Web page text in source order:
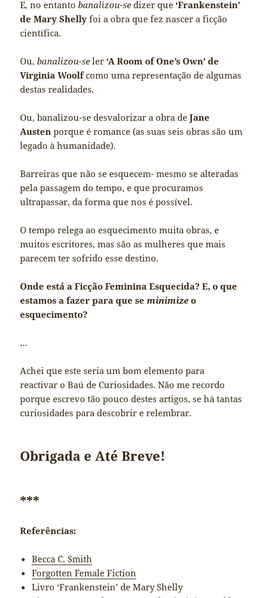
E, no entantobanalizou-se dizer que‘Frankenstein’
de Mary Shelly foi a obra que fez nascer a ficção
científica.
Ou,banalizou-se ler‘A Room of One’s Own’ de
Virginia Woolfcomo uma representação de algumas
destas realidades.
Ou, banalizou-se desvalorizar a obra deJane
Austen porque é romance (as suas seis obras são um
legado à humanidade).
Barreiras que não se esquecem- mesmo se alteradas
pela passagem do tempo, e que procuramos
ultrapassar, da forma que nos é possível.
O tempo relega ao esquecimento muita obras, e
muitos escritores, mas são as mulheres que mais
parecem ter sofrido esse destino.
Onde está a Ficção Feminina Esquecida? E, o que
estamos a fazer para que seminimize o
esquecimento?
…
Achei que este seria um bom elemento para
reactivar o Baú de Curiosidades. Não me recordo
porque escrevo tão pouco destes artigos, se há tantas
curiosidades para descobrir e relembrar.
Obrigada e Até Breve!
***
Referências:
Becca C. Smith
Forgotten Female Fiction
Livro ‘Frankenstein’ de Mary Shelly